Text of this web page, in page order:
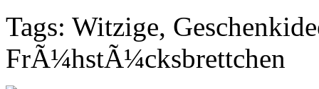
Tags: Witzige,
FrÃ¼hstÃ¼cksbrettchen